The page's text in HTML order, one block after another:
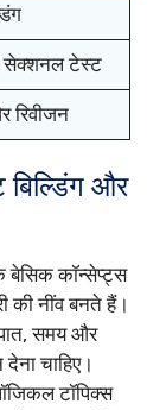
सेक्शनल टेस्ट
रिवीजन
और
बेसिक कॉन्सेप्ट्स
की नींव बनते हैं।
समय और
चाहिए।
टॉपिक्स